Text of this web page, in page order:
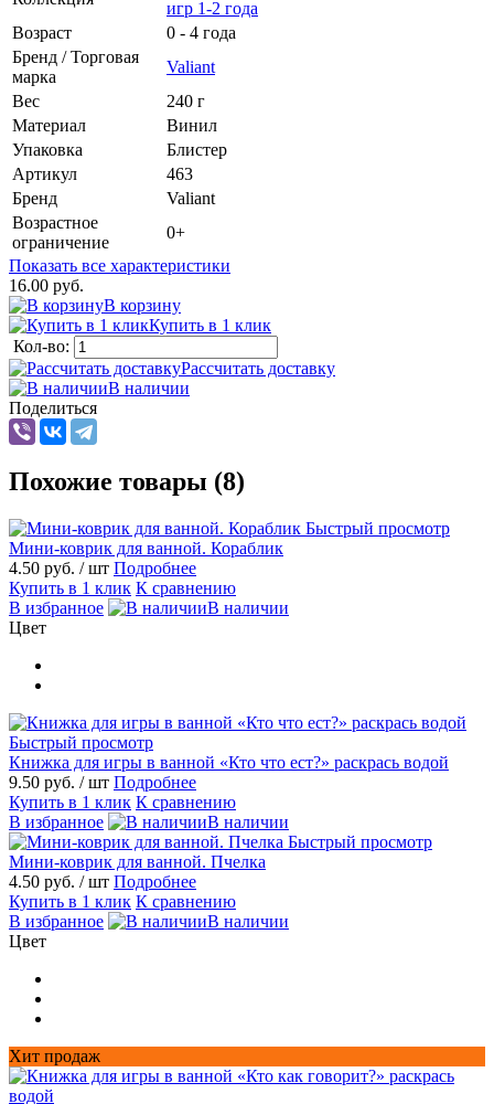
игр 1-2 года
Возраст
0 - 4 года
Бренд / Торговая
марка
Valiant
Вес
240 г
Материал
Винил
Упаковка
Блистер
Артикул
463
Бренд
Valiant
Возрастное
ограничение
0+
Показать все характеристики
16.00 руб.
В корзину
Купить в 1 клик
Кол-во:
Рассчитать доставку
В наличии
Поделиться
Похожие товары (8)
Быстрый просмотр
Мини-коврик для ванной. Кораблик
4.50 руб. / шт Подробнее
Купить в 1 клик К сравнению
В избранное
В наличии
Цвет
Быстрый просмотр
Книжка для игры в ванной «Кто что ест?» раскрась водой
9.50 руб. / шт Подробнее
Купить в 1 клик К сравнению
В избранное
В наличии
Быстрый просмотр
Мини-коврик для ванной. Пчелка
4.50 руб. / шт Подробнее
Купить в 1 клик К сравнению
В избранное
В наличии
Цвет
Хит продаж